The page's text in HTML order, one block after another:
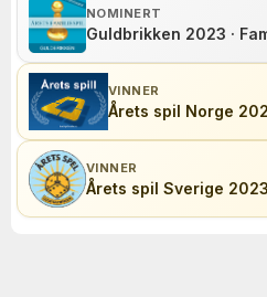
NOMINERT
Guldbrikken 2023 ·
VINNER
Årets spil Norge
VINNER
Årets spil Sverige